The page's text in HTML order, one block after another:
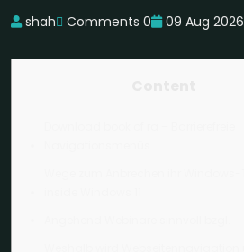
shah Comments 0 09 Aug 2026